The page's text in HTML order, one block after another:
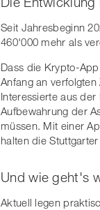
Seit Jahresbeginn
460'000 mehr als
Dass die Krypto-
Anfang an
Interessierte aus
Aufbewahrung der
müssen. Mit einer
halten die
Und wie geht's
Aktuell legen